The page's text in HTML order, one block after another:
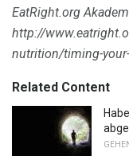
EatRight.org
http://
nutrition/timing-
Related Content